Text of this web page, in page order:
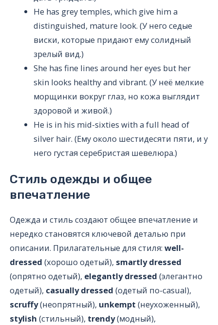
He has grey temples, which give him a
distinguished, mature look. (У него седые
виски, которые придают ему солидный
зрелый вид.)
She has fine lines around her eyes but her
skin looks healthy and vibrant. (У неё мелкие
морщинки вокруг глаз, но кожа выглядит
здоровой и живой.)
He is in his mid-sixties with a full head of
silver hair. (Ему около шестидесяти пяти, и у
него густая серебристая шевелюра.)
Стиль одежды и общее
впечатление
Одежда и стиль создают общее впечатление и
нередко становятся ключевой деталью при
описании. Прилагательные для стиля: well-
dressed (хорошо одетый), smartly dressed
(опрятно одетый), elegantly dressed (элегантно
одетый), casually dressed (одетый по-casual),
scruffy(неопрятный), unkempt (неухоженный),
stylish (стильный), trendy(модный),